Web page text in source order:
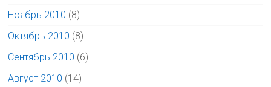
Ноябрь 2010 (8)
Октябрь 2010 (8)
Сентябрь 2010 (6)
Август 2010 (14)